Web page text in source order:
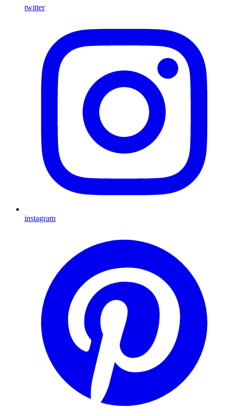
twitter
instagram